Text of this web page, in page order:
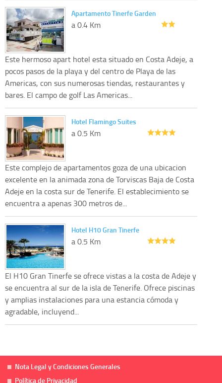
Apartamento Tinerfe Garden
a 0.4 Km
Este hermoso apart hotel esta situado en Costa Adeje, a
pocos pasos de la playa y del centro de Playa de las
Americas, con sus numerosas tiendas, restaurantes y
bares. El campo de golf Las Americas...
Hotel Flamingo Suites
a 0.5 Km
Este complejo de apartamentos goza de una ubicacion
excelente en la animada zona de Torviscas Baja de Costa
Adeje en la costa sur de Tenerife. El establecimiento se
encuentra a apenas 300 metros de...
Hotel H10 Gran Tinerfe
a 0.5 Km
El H10 Gran Tinerfe se ofrece vistas a la costa de Adeje y
se encuentra al sur de la isla de Tenerife. Ofrece piscinas
y amplias instalaciones para una estancia cómoda y
agradable, incluyend...
Nota Legal y Condiciones Generales
Política de Privacidad